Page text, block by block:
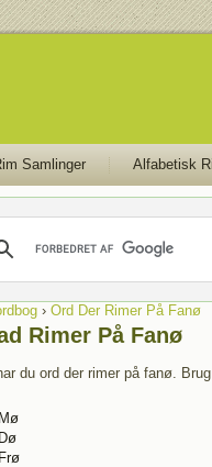
Samlinger Alfabetisk
› Ord Der Rimer På Fanø
Rimer På Fanø
du ord der rimer på fanø.